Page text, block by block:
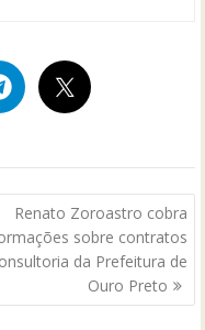
Renato Zoroastro cobra
sobre contratos
da Prefeitura de
Ouro Preto